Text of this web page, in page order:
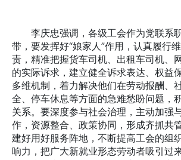
李庆忠强调，各级工会作为党联系
带，要发挥好“娘家人”作用，认真履行
责，精准把握货车司机、出租车司机、
的实际诉求，建立健全诉求表达、权益
多维机制，着力解决他们在劳动报酬、
全、停车休息等方面的急难愁盼问题，
关系。要深度参与社会治理，主动加强
作，资源整合、政策协同，形成齐抓共
建好用好服务阵地，不断提高工会的组
响力，把广大新就业形态劳动者吸引过